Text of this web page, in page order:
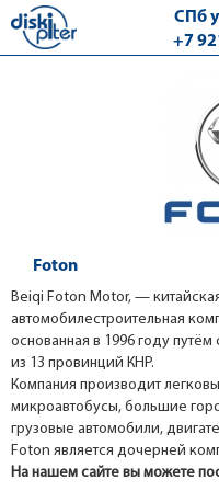
СПб
+7
Foton
Beiqi Foton Motor, —
автомобилестроительная
основанная в 1996 году
из 13 провинций КНР.
Компания производит
микроавтобусы, большие
грузовые автомобили,
Foton является дочерней
На нашем сайте вы можете